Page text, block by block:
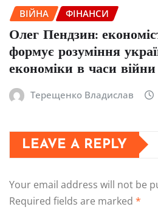
ВІЙНА ФІНАНСИ
Олег Пендзин:
формує розуміння
економіки в часи війни
Терещенко Владислав
LEAVE A REPLY
Your email address will not be
Required fields are marked *